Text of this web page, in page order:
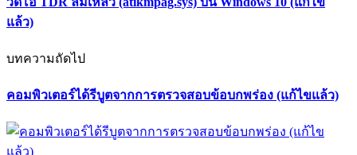
แล้ว)
บทความถัดไป
คอมพิวเตอร์ได้รีบูตจากการตรวจสอบข้อบกพร่อง (แก้ไขแล้ว)